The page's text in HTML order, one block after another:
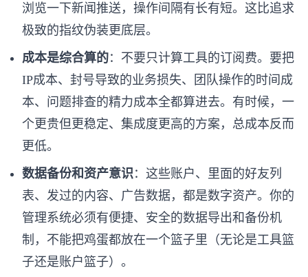
浏览一下新闻推送，操作间隔有长有短。这比追求
极致的指纹伪装更底层。
成本是综合算的：不要只计算工具的订阅费。要把
IP成本、封号导致的业务损失、团队操作的时间成
本、问题排查的精力成本全都算进去。有时候，一
个更贵但更稳定、集成度更高的方案，总成本反而
更低。
数据备份和资产意识 ：这些账户、里面的好友列
表、发过的内容、广告数据，都是数字资产。你的
管理系统必须有便捷、安全的数据导出和备份机
制，不能把鸡蛋都放在一个篮子里（无论是工具篮
子还是账户篮子）。